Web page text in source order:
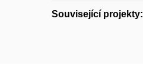
Související projekty: